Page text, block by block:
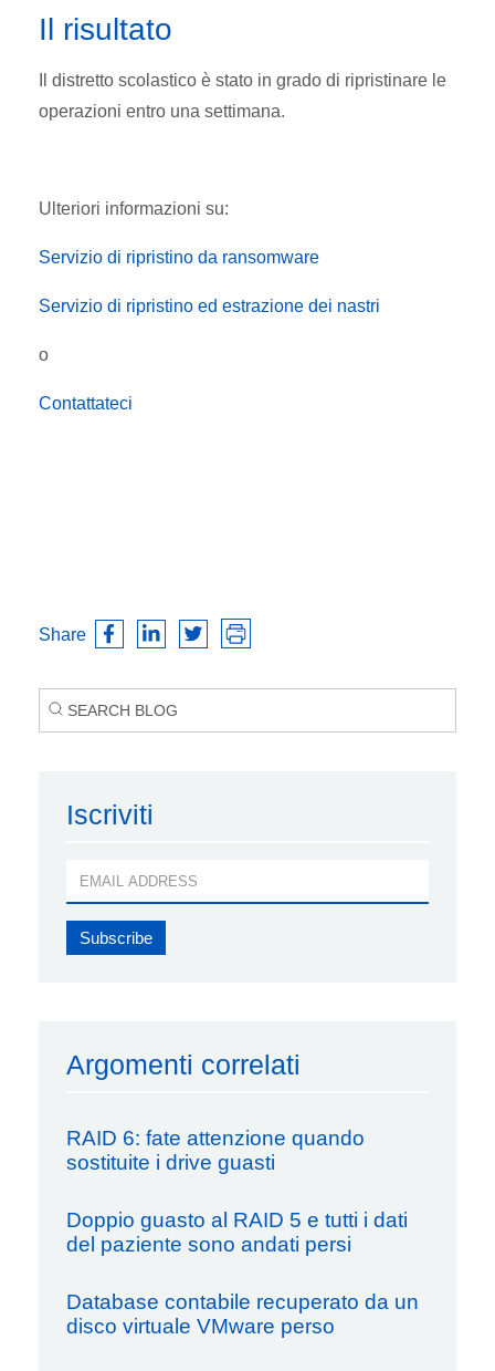
Il risultato
Il distretto scolastico è stato in grado di ripristinare le
operazioni entro una settimana.
Ulteriori informazioni su:
Servizio di ripristino da ransomware
Servizio di ripristino ed estrazione dei nastri
o
Contattateci
Share
Iscriviti
Argomenti correlati
RAID 6: fate attenzione quando
sostituite i drive guasti
Doppio guasto al RAID 5 e tutti i dati
del paziente sono andati persi
Database contabile recuperato da un
disco virtuale VMware perso